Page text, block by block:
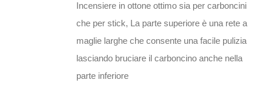
Incensiere in ottone ottimo sia per carboncini
che per stick, La parte superiore è una rete a
maglie larghe che consente una facile pulizia
lasciando bruciare il carboncino anche nella
parte inferiore